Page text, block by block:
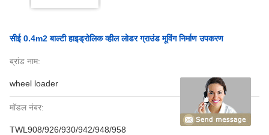
सीई 0.4m2 बाल्टी हाइड्रोलिक व्हील लोडर ग्राउंड मूविंग निर्माण उपकरण
ब्रांड नाम:
wheel loader
मॉडल नंबर:
TWL908/926/930/942/948/958